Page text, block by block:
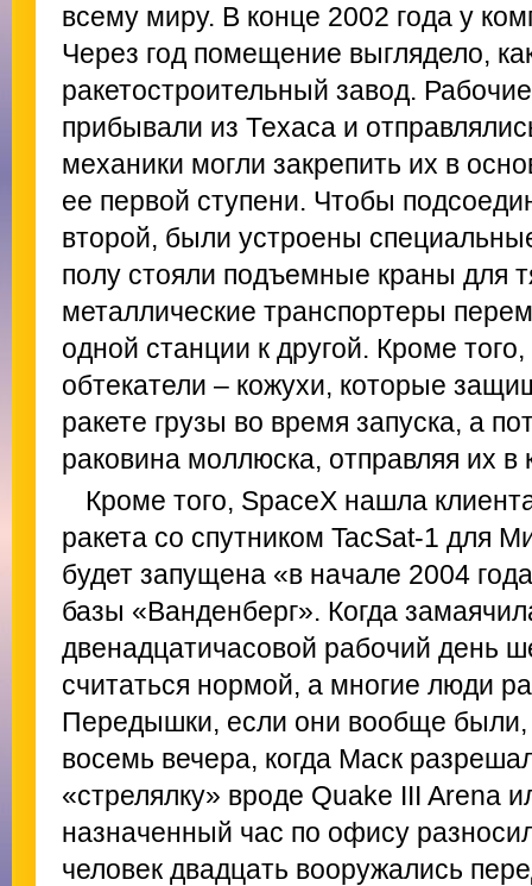
всему миру. В конце 2002 года у
Через год помещение выглядело,
ракетостроительный завод.
прибывали из Техаса и
механики могли закрепить их в
ее первой ступени. Чтобы
второй, были устроены
полу стояли подъемные краны для
металлические транспортеры
одной станции к другой. Кроме
обтекатели – кожухи, которые
ракете грузы во время запуска, а
раковина моллюска, отправляя их в
Кроме того, SpaceX нашла
ракета со спутником TacSat-1 для
будет запущена «в начале 2004
базы «Ванденберг». Когда
двенадцатичасовой рабочий день
считаться нормой, а многие люди
Передышки, если они вообще были,
восемь вечера, когда Маск
«стрелялку» вроде Quake III Arena
назначенный час по офису
человек двадцать вооружались